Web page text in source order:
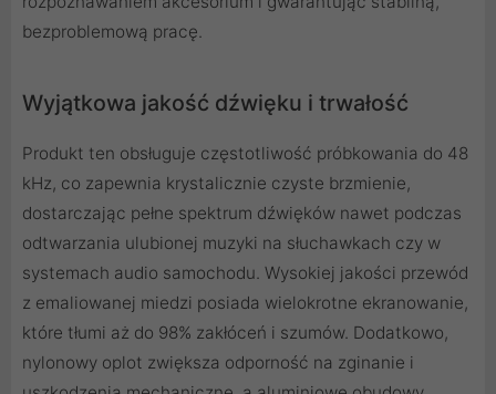
bezproblemową pracę.
Wyjątkowa jakość dźwięku i trwałość
Produkt ten obsługuje częstotliwość próbkowania do 48
kHz, co zapewnia krystalicznie czyste brzmienie,
dostarczając pełne spektrum dźwięków nawet podczas
odtwarzania ulubionej muzyki na słuchawkach czy w
systemach audio samochodu. Wysokiej jakości przewód
z emaliowanej miedzi posiada wielokrotne ekranowanie,
które tłumi aż do 98% zakłóceń i szumów. Dodatkowo,
nylonowy oplot zwiększa odporność na zginanie i